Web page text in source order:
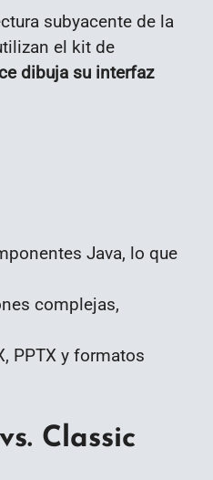
subyacente de la
el kit de
dibuja su interfaz
Java, lo que
complejas,
PPTX y formatos
Classic